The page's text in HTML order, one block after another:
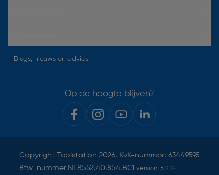
Blogs, nieuws en advies
Op de hoogte blijven?
Copyright Toolstation 2026. KvK-nummer: 63449595
Btw-nummer NL8552.40.854.B01 version: 5.2.24